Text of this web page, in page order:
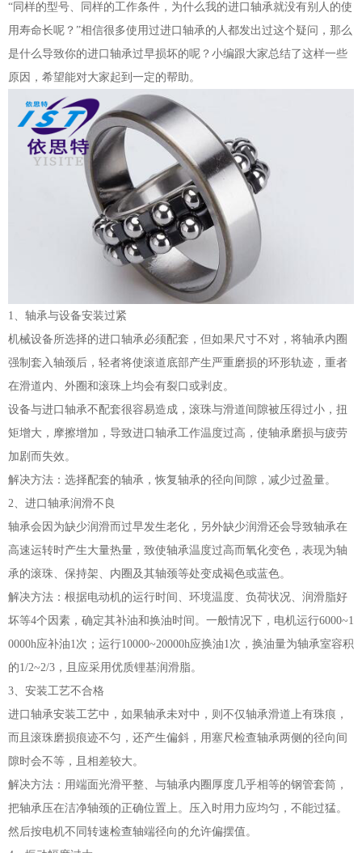
“同样的型号、同样的工作条件，为什么我的进口轴承就没有别人的使
用寿命长呢？”相信很多使用过进口轴承的人都发出过这个疑问，那么
是什么导致你的进口轴承过早损坏的呢？小编跟大家总结了这样一些
原因，希望能对大家起到一定的帮助。
1、轴承与设备安装过紧
机械设备所选择的进口轴承必须配套，但如果尺寸不对，将轴承内圈
强制套入轴颈后，轻者将使滚道底部产生严重磨损的环形轨迹，重者
在滑道内、外圈和滚珠上均会有裂口或剥皮。
设备与进口轴承不配套很容易造成，滚珠与滑道间隙被压得过小，扭
矩增大，摩擦增加，导致进口轴承工作温度过高，使轴承磨损与疲劳
加剧而失效。
解决方法：选择配套的轴承，恢复轴承的径向间隙，减少过盈量。
2、进口轴承润滑不良
轴承会因为缺少润滑而过早发生老化，另外缺少润滑还会导致轴承在
高速运转时产生大量热量，致使轴承温度过高而氧化变色，表现为轴
承的滚珠、保持架、内圈及其轴颈等处变成褐色或蓝色。
解决方法：根据电动机的运行时间、环境温度、负荷状况、润滑脂好
坏等4个因素，确定其补油和换油时间。一般情况下，电机运行6000~1
0000h应补油1次；运行10000~20000h应换油1次，换油量为轴承室容积
的1/2~2/3，且应采用优质锂基润滑脂。
3、安装工艺不合格
进口轴承安装工艺中，如果轴承未对中，则不仅轴承滑道上有珠痕，
而且滚珠磨损痕迹不匀，还产生偏斜，用塞尺检查轴承两侧的径向间
隙时会不等，且相差较大。
解决方法：用端面光滑平整、与轴承内圈厚度几乎相等的钢管套筒，
把轴承压在洁净轴颈的正确位置上。压入时用力应均匀，不能过猛。
然后按电机不同转速检查轴端径向的允许偏摆值。